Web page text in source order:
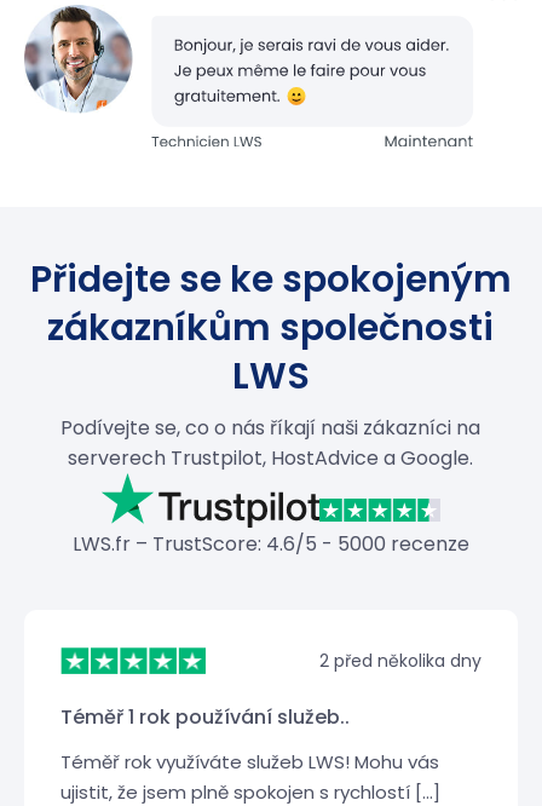
Přidejte se ke spokojeným
zákazníkům společnosti
LWS
Podívejte se, co o nás říkají naši zákazníci na
serverech Trustpilot, HostAdvice a Google.
LWS.fr – TrustScore: 4.6/5 - 5000 recenze
2 před několika dny
Téměř 1 rok používání služeb..
Téměř rok využíváte služeb LWS! Mohu vás
ujistit, že jsem plně spokojen s rychlostí [...]